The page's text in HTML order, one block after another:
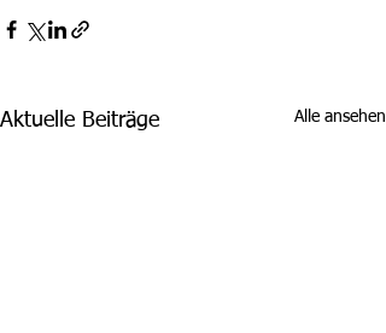
Aktuelle Beiträge Alle ansehen